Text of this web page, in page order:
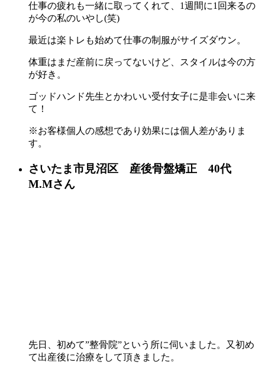
仕事の疲れも一緒に取ってくれて、1週間に1回来るの
が今の私のいやし(笑)
最近は楽トレも始めて仕事の制服がサイズダウン。
体重はまだ産前に戻ってないけど、スタイルは今の方
が好き。
ゴッドハンド先生とかわいい受付女子に是非会いに来
て！
※お客様個人の感想であり効果には個人差がありま
す。
さいたま市見沼区 産後骨盤矯正 40代
M.Mさん
先日、初めて”整骨院”という所に伺いました。又初め
て出産後に治療をして頂きました。